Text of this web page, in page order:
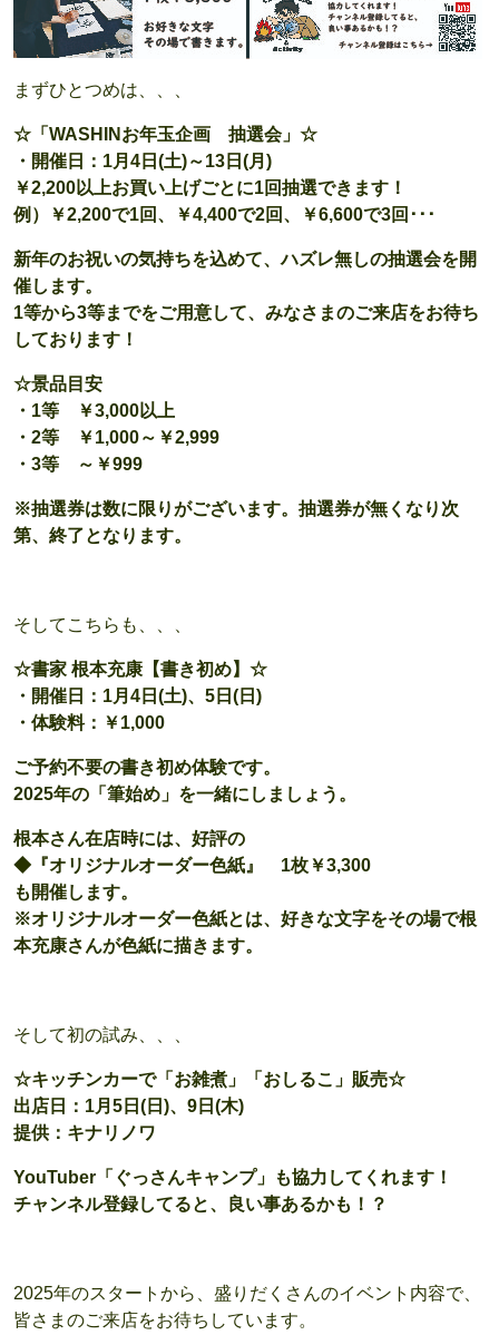
まずひとつめは、、、
☆「WASHINお年玉企画 抽選会」☆
・開催日：1月4日(土)～13日(月)
￥2,200以上お買い上げごとに1回抽選できます！
例）￥2,200で1回、￥4,400で2回、￥6,600で3回･･･
新年のお祝いの気持ちを込めて、ハズレ無しの抽選会を開
催します。
1等から3等までをご用意して、みなさまのご来店をお待ち
しております！
☆景品目安
・1等 ￥3,000以上
・2等 ￥1,000～￥2,999
・3等 ～￥999
※抽選券は数に限りがございます。抽選券が無くなり次
第、終了となります。
そしてこちらも、、、
☆書家 根本充康【書き初め】☆
・開催日：1月4日(土)、5日(日)
・体験料：￥1,000
ご予約不要の書き初め体験です。
2025年の「筆始め」を一緒にしましょう。
根本さん在店時には、好評の
◆『オリジナルオーダー色紙』 1枚￥3,300
も開催します。
※オリジナルオーダー色紙とは、好きな文字をその場で根
本充康さんが色紙に描きます。
そして初の試み、、、
☆キッチンカーで「お雑煮」「おしるこ」販売☆
出店日：1月5日(日)、9日(木)
提供：キナリノワ
YouTuber「ぐっさんキャンプ」も協力してくれます！
チャンネル登録してると、良い事あるかも！？
2025年のスタートから、盛りだくさんのイベント内容で、
皆さまのご来店をお待ちしています。